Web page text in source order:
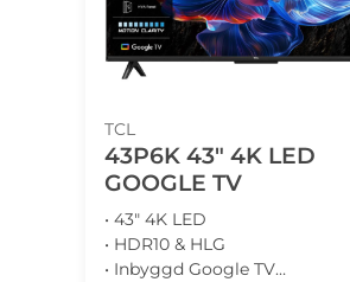
TCL
43P6K 43" 4K LED
GOOGLE TV
• 43" 4K LED
• HDR10 & HLG
• Inbyggd Google TV